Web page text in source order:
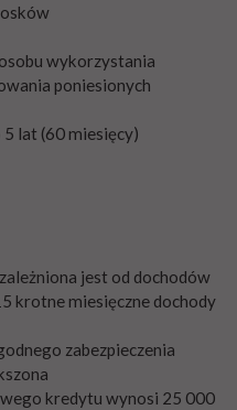
wykorzystania
poniesionych
lat (60 miesięcy)
jest od dochodów
krotne miesięczne dochody
zabezpieczenia
kredytu wynosi 25 000